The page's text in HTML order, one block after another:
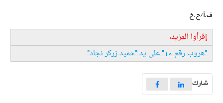
ف.أ/ح.خ
إقرأوا المزيد:
"هروب رقم 10" على يد "حميد زركر نجاد "
شارك